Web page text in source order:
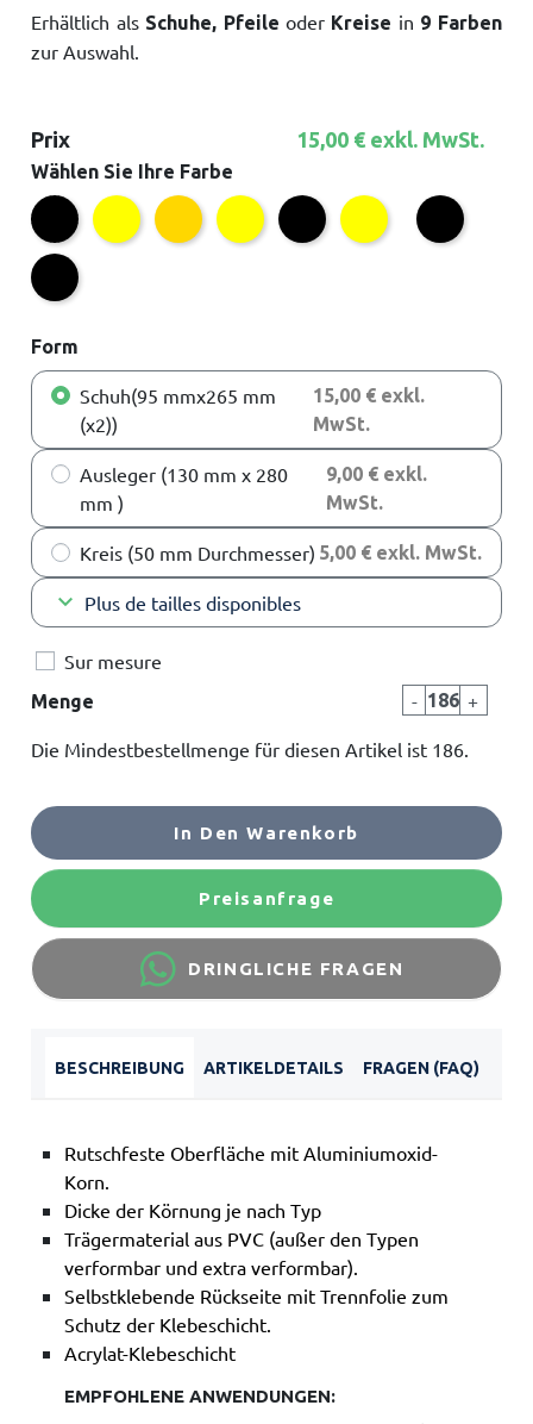
Erhältlich als Schuhe, Pfeile oder Kreise in 9 Farben
zur Auswahl.
Prix 15,00 € exkl. MwSt.
Wählen Sie Ihre Farbe
Universelles Schwarz
Universalgelb
Blitzgelblumineszierend
Schwarz verformbar
gelb verformbar
Gelb mit
Schwarz
Schwarz extra stark
Form
Schuh(95 mmx265 mm
(x2))
15,00 € exkl.
MwSt.
Ausleger (130 mm x 280
mm )
9,00 € exkl.
MwSt.
Kreis (50 mm Durchmesser) 5,00 € exkl. MwSt.
keyboard_arrow_down Plus de tailles disponibles
Sur mesure
Menge - +
Die Mindestbestellmenge für diesen Artikel ist 186.
In Den Warenkorb
Preisanfrage
DRINGLICHE FRAGEN
BESCHREIBUNG ARTIKELDETAILS FRAGEN (FAQ)
Rutschfeste Oberfläche mit Aluminiumoxid-
Korn.
Dicke der Körnung je nach Typ
Trägermaterial aus PVC (außer den Typen
verformbar und extra verformbar).
Selbstklebende Rückseite mit Trennfolie zum
Schutz der Klebeschicht.
Acrylat-Klebeschicht
EMPFOHLENE ANWENDUNGEN: